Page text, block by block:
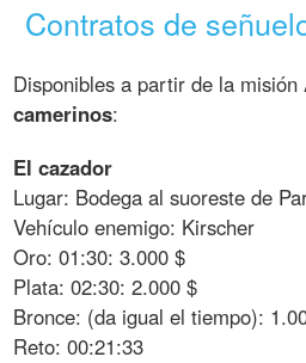
Contratos de
Disponibles a partir de la misión
camerinos:
El cazador
Lugar: Bodega al suoreste de
Vehículo enemigo: Kirscher
Oro: 01:30: 3.000 $
Plata: 02:30: 2.000 $
Bronce: (da igual el tiempo):
Reto: 00:21:33